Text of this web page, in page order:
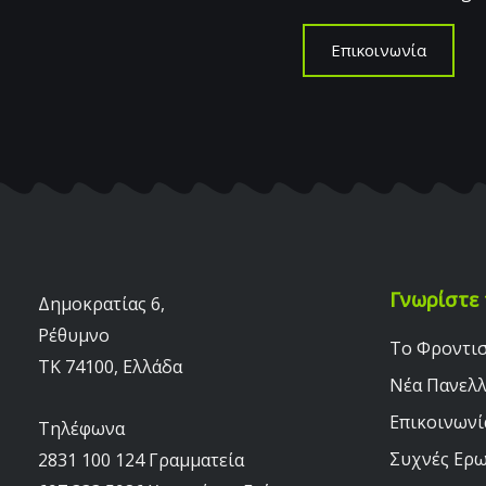
Επικοινωνία
Δημοκρατίας 6,
Ρέθυμνο
TK 74100, Ελλάδα
Τηλέφωνα
2831 100 124 Γραμματεία
Γνωρίστε
Το
Νέα
Συχνές